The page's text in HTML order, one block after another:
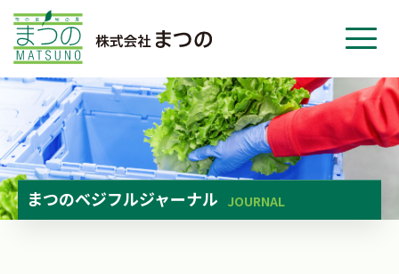
まつのベジフルジャーナル JOURNAL
ホーム
事業紹介
会社紹介
ニュース
お問い合わせ